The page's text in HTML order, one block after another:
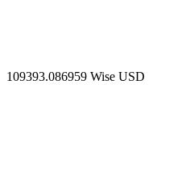
109393.086959 Wise USD